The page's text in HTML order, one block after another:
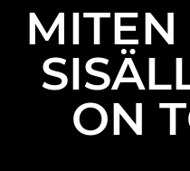
VALELOMA
KULISSIEN TAKANA
SISÄLLÖNTUOTTAJIEN
ON